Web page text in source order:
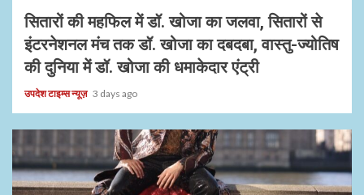
सितारों की महफिल में डॉ. खोजा का जलवा, सितारों से
इंटरनेशनल मंच तक डॉ. खोजा का दबदबा, वास्तु-ज्योतिष
की दुनिया में डॉ. खोजा की धमाकेदार एंट्री
उपदेश टाइम्स न्यूज़ 3 days ago